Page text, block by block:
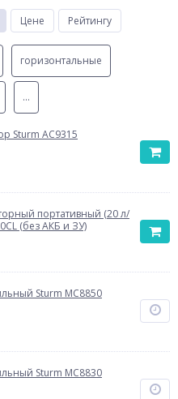
Цене Рейтингу
горизонтальные
...
Sturm AC9315
портативный (20 л/
(без АКБ и ЗУ)
Sturm MC8850
Sturm MC8830